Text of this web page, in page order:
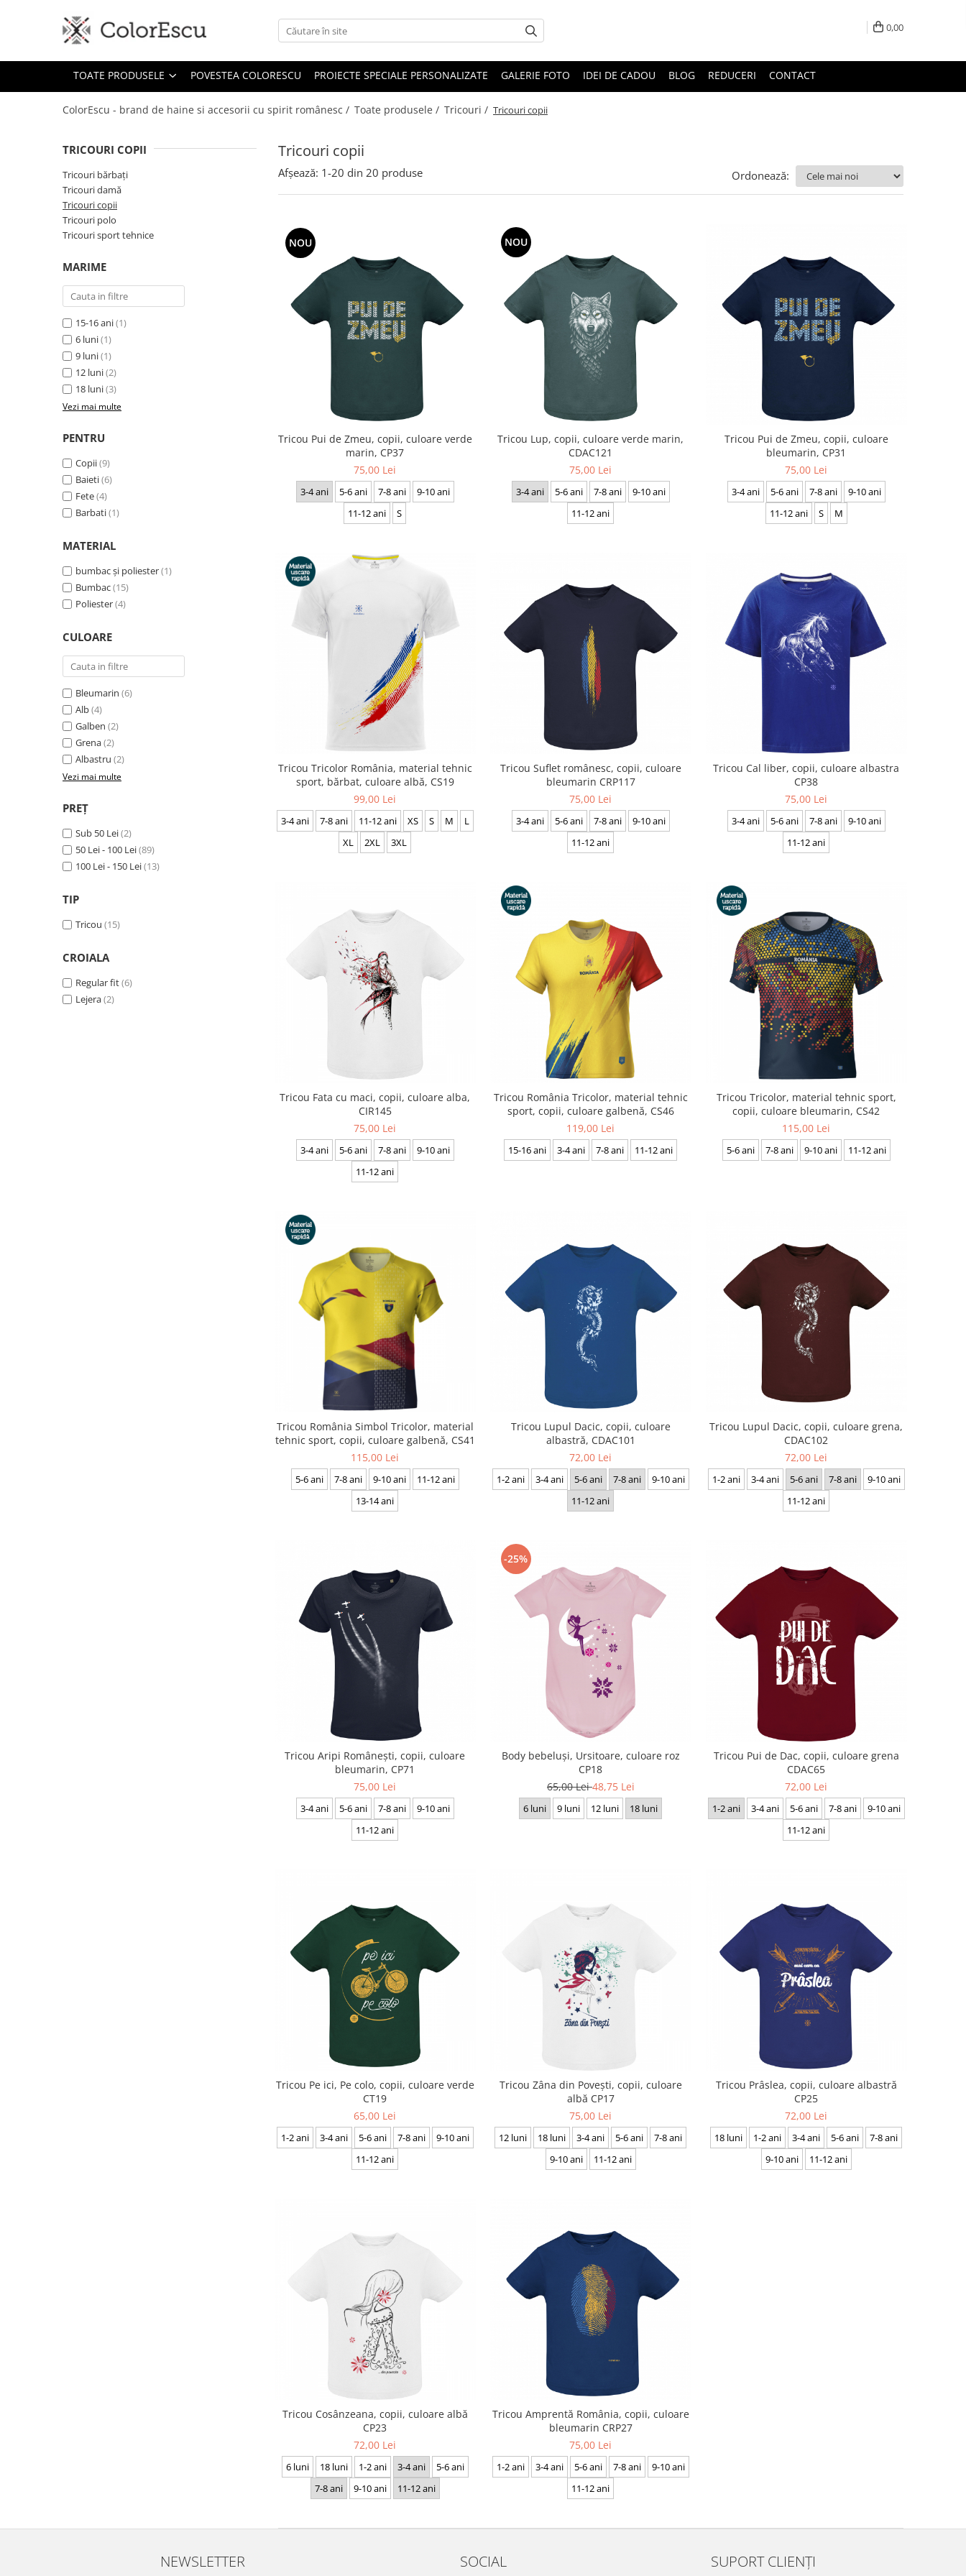
Toate produsele
Tricouri damă
Tricouri polo
Tricouri sport tehnice
Bluze si hanorace
Bluze si hanorace bărbați
Bluze si hanorace damă
Șepci și căciuli
Haine dacice
Simboluri tradiționale
Tricouri cu mesaje de bine
Tricouri de poveste
Carduri Cadou
Colecții speciale
Colecția Cucuteni Neamț
0,00
TOATE PRODUSELE POVESTEA COLORESCU PROIECTE SPECIALE PERSONALIZATE GALERIE FOTO IDEI DE CADOU BLOG REDUCERI CONTACT
ColorEscu - brand de haine si accesorii cu spirit românesc / Toate produsele / Tricouri / Tricouri copii
Tricouri copii
TRICOURI COPII
Tricouri bărbați
Tricouri damă
Tricouri copii
Tricouri polo
Tricouri sport tehnice
MARIME
15-16 ani(1)
6 luni(1)
9 luni(1)
12 luni(2)
18 luni(3)
Vezi mai multe
PENTRU
Copii(9)
Baieti(6)
Fete(4)
Barbati(1)
MATERIAL
bumbac și poliester(1)
Bumbac(15)
Poliester(4)
CULOARE
Bleumarin (6)
Alb(4)
Galben (2)
Grena(2)
Albastru (2)
Vezi mai multe
PREȚ
Sub 50 Lei(2)
50 Lei - 100 Lei(89)
100 Lei - 150 Lei(13)
TIP
Tricou (15)
CROIALA
Regular fit(6)
Lejera(2)
Afșează: 1-20 din 20 produse Ordonează:
NOU
Tricou Pui de Zmeu, copii, culoare verde
marin, CP37
75,00 Lei
3-4 ani 5-6 ani 7-8 ani
9-10 ani
11-12 ani
S
NOU
Tricou Lup, copii, culoare verde marin,
CDAC121
75,00 Lei
3-4 ani 5-6 ani 7-8 ani
9-10 ani
11-12 ani
Tricou Pui de Zmeu, copii, culoare
bleumarin, CP31
75,00 Lei
3-4 ani 5-6 ani 7-8 ani
9-10 ani
11-12 ani
S M
Tricou Tricolor România, material tehnic
sport, bărbat, culoare albă, CS19
99,00 Lei
3-4 ani 7-8 ani 11-12 ani XS S M
L
XL
2XL 3XL
Tricou Suflet românesc, copii, culoare
bleumarin CRP117
75,00 Lei
3-4 ani 5-6 ani 7-8 ani
9-10 ani
11-12 ani
Tricou Cal liber, copii, culoare albastra
CP38
75,00 Lei
3-4 ani 5-6 ani 7-8 ani
9-10 ani
11-12 ani
Tricou Fata cu maci, copii, culoare alba,
CIR145
75,00 Lei
3-4 ani 5-6 ani 7-8 ani
9-10 ani
11-12 ani
Tricou România Tricolor, material tehnic
sport, copii, culoare galbenă, CS46
119,00 Lei
15-16 ani 3-4 ani 7-8 ani 11-12 ani
Tricou Tricolor, material tehnic sport,
copii, culoare bleumarin, CS42
115,00 Lei
5-6 ani 7-8 ani 9-10 ani 11-12 ani
Tricou România Simbol Tricolor, material
tehnic sport, copii, culoare galbenă, CS41
115,00 Lei
5-6 ani 7-8 ani 9-10 ani
11-12 ani
13-14 ani
Tricou Lupul Dacic, copii, culoare
albastră, CDAC101
72,00 Lei
1-2 ani 3-4 ani 5-6 ani 7-8 ani
9-10 ani
11-12 ani
Tricou Lupul Dacic, copii, culoare grena,
CDAC102
72,00 Lei
1-2 ani 3-4 ani 5-6 ani 7-8 ani
9-10 ani
11-12 ani
Tricou Aripi Românești, copii, culoare
bleumarin, CP71
75,00 Lei
3-4 ani 5-6 ani 7-8 ani
9-10 ani
11-12 ani
-25%
Body bebeluși, Ursitoare, culoare roz
CP18
65,00 Lei48,75 Lei
6 luni 9 luni 12 luni 18 luni
Tricou Pui de Dac, copii, culoare grena
CDAC65
72,00 Lei
1-2 ani 3-4 ani 5-6 ani 7-8 ani
9-10 ani
11-12 ani
Tricou Pe ici, Pe colo, copii, culoare verde
CT19
65,00 Lei
1-2 ani 3-4 ani 5-6 ani 7-8 ani
9-10 ani
11-12 ani
Tricou Zâna din Povești, copii, culoare
albă CP17
75,00 Lei
12 luni 18 luni 3-4 ani 5-6 ani
7-8 ani
9-10 ani
11-12 ani
Tricou Prâslea, copii, culoare albastră
CP25
72,00 Lei
18 luni 1-2 ani 3-4 ani 5-6 ani
7-8 ani
9-10 ani
11-12 ani
Tricou Cosânzeana, copii, culoare albă
CP23
72,00 Lei
6 luni 18 luni 1-2 ani 3-4 ani
5-6 ani
7-8 ani
9-10 ani 11-12 ani
Tricou Amprentă România, copii, culoare
bleumarin CRP27
75,00 Lei
1-2 ani 3-4 ani 5-6 ani 7-8 ani
9-10 ani
11-12 ani
NEWSLETTER SOCIAL SUPORT CLIENȚI